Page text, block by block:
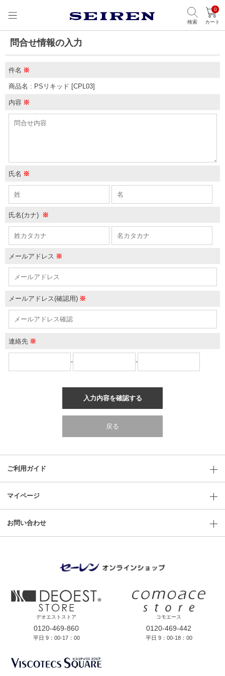
検索
0
カート
問合せ情報の入力
件名 ※
商品名 : PSリキッド [CPL03]
内容 ※
氏名 ※
氏名(カナ) ※
メールアドレス ※
メールアドレス(確認用) ※
連絡先 ※
- -
入力内容を確認する
戻る
ご利用ガイド
マイページ
お問い合わせ
デオエストストア
0120-469-860
平日 9：00-17：00
コモエース
0120-469-442
平日 9：00-18：00